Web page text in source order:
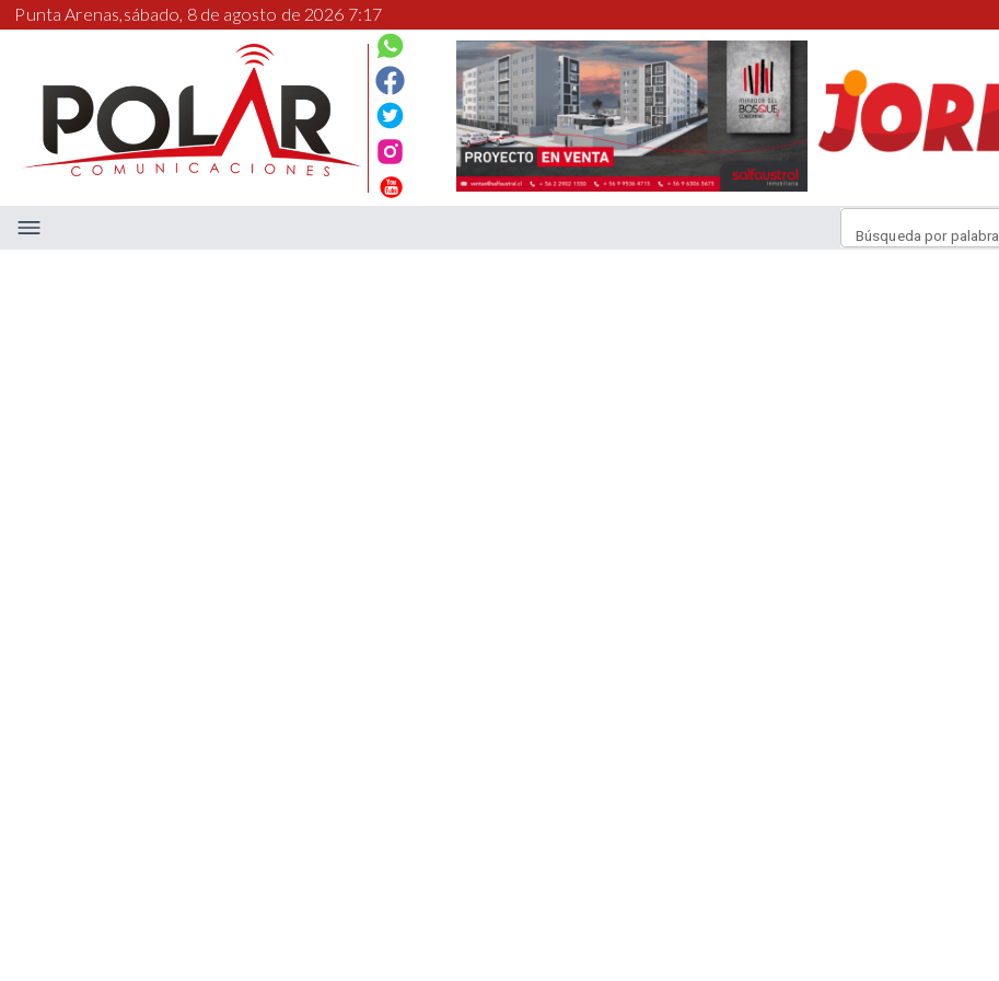
Punta Arenas,sábado, 8 de agosto de 2026 7:17
Búsqueda por palabra